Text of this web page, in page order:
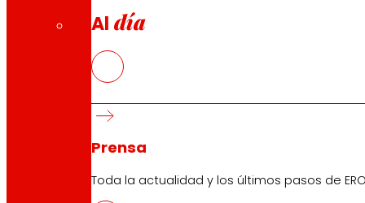
Al día
Prensa
Toda la actualidad y los últimos pasos de